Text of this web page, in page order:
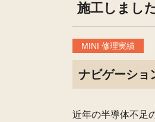
施工しまし
MINI 修理実績
ナビゲーショ
近年の半導体不足